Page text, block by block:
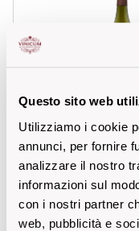
Questo sito web
Utilizziamo i cookie
annunci, per fornire
analizzare il nostro
informazioni sul
con i nostri partner
web, pubblicità e
Vini Toscani
Vini Trentini
Vini Umbri
Vini della Champagne
Bourgogne
€